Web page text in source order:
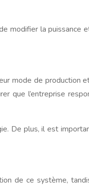
modifier la puissance
mode de production
que l’entreprise
De plus, il est
de ce système,